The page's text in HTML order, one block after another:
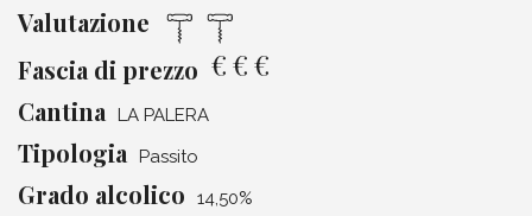
Valutazione
Fascia di prezzo €€€
Cantina LA PALERA
Tipologia Passito
Grado alcolico 14,50%